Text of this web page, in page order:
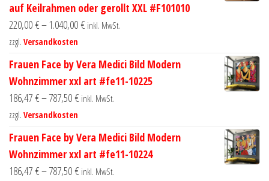
auf Keilrahmen oder gerollt XXL #F101010
220,00 €– 1.040,00 € inkl. MwSt.
zzgl. Versandkosten
Frauen Face by Vera Medici Bild Modern
Wohnzimmer xxl art #fe11-10225
186,47 €–787,50 € inkl. MwSt.
zzgl. Versandkosten
Frauen Face by Vera Medici Bild Modern
Wohnzimmer xxl art #fe11-10224
186,47 €–787,50 € inkl. MwSt.